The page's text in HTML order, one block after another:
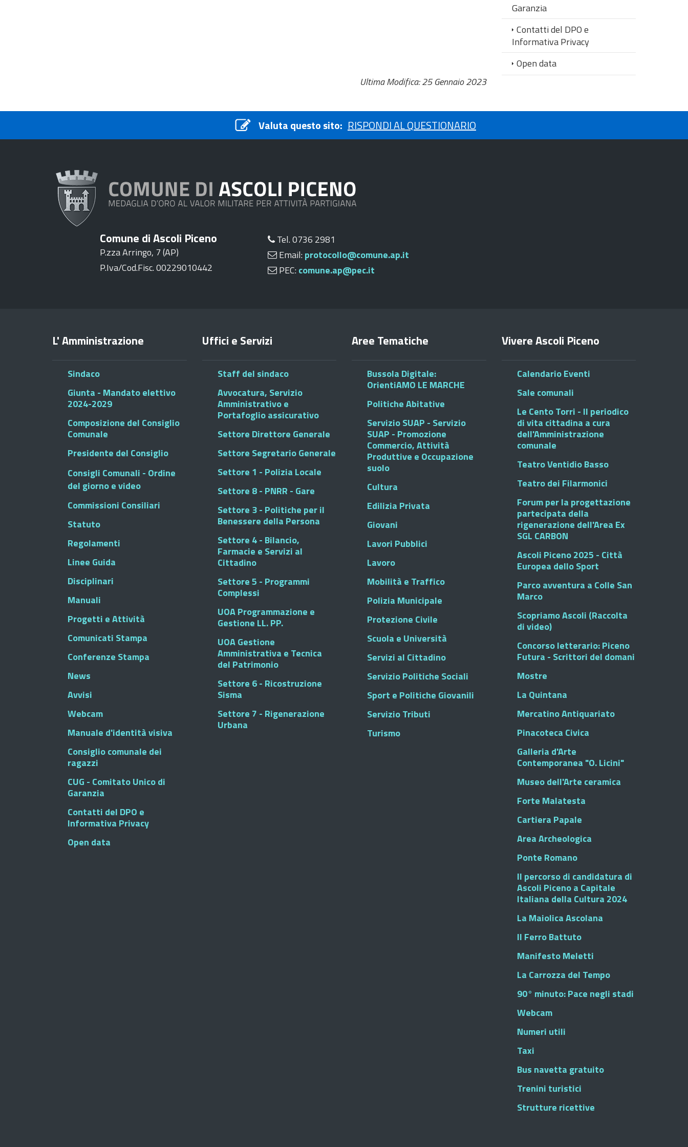
Garanzia
Contatti del DPO e
Informativa Privacy
Open data
Ultima Modifica: 25 Gennaio 2023
Valuta questo sito: RISPONDI AL QUESTIONARIO
Comune di Ascoli Piceno
P.zza Arringo, 7 (AP)
P.Iva/Cod.Fisc. 00229010442
Tel. 0736 2981
Email: protocollo@comune.ap.it
PEC: comune.ap@pec.it
L' Amministrazione
Sindaco
Giunta - Mandato elettivo
2024-2029
Composizione del Consiglio
Comunale
Presidente del Consiglio
Consigli Comunali - Ordine
del giorno e video
Commissioni Consiliari
Statuto
Regolamenti
Linee Guida
Disciplinari
Manuali
Progetti e Attività
Comunicati Stampa
Conferenze Stampa
News
Avvisi
Webcam
Manuale d'identità visiva
Consiglio comunale dei
ragazzi
CUG - Comitato Unico di
Garanzia
Contatti del DPO e
Informativa Privacy
Open data
Uffici e Servizi
Staff del sindaco
Avvocatura, Servizio
Amministrativo e
Portafoglio assicurativo
Settore Direttore Generale
Settore Segretario Generale
Settore 1 - Polizia Locale
Settore 8 - PNRR - Gare
Settore 3 - Politiche per il
Benessere della Persona
Settore 4 - Bilancio,
Farmacie e Servizi al
Cittadino
Settore 5 - Programmi
Complessi
UOA Programmazione e
Gestione LL. PP.
UOA Gestione
Amministrativa e Tecnica
del Patrimonio
Settore 6 - Ricostruzione
Sisma
Settore 7 - Rigenerazione
Urbana
Aree Tematiche
Bussola Digitale:
OrientiAMO LE MARCHE
Politiche Abitative
Servizio SUAP - Servizio
SUAP - Promozione
Commercio, Attività
Produttive e Occupazione
suolo
Cultura
Edilizia Privata
Giovani
Lavori Pubblici
Lavoro
Mobilità e Traffico
Polizia Municipale
Protezione Civile
Scuola e Università
Servizi al Cittadino
Servizio Politiche Sociali
Sport e Politiche Giovanili
Servizio Tributi
Turismo
Vivere Ascoli Piceno
Calendario Eventi
Sale comunali
Le Cento Torri - Il periodico
di vita cittadina a cura
dell'Amministrazione
comunale
Teatro Ventidio Basso
Teatro dei Filarmonici
Forum per la progettazione
partecipata della
rigenerazione dell'Area Ex
SGL CARBON
Ascoli Piceno 2025 - Città
Europea dello Sport
Parco avventura a Colle San
Marco
Scopriamo Ascoli (Raccolta
di video)
Concorso letterario: Piceno
Futura - Scrittori del domani
Mostre
La Quintana
Mercatino Antiquariato
Pinacoteca Civica
Galleria d'Arte
Contemporanea "O. Licini"
Museo dell'Arte ceramica
Forte Malatesta
Cartiera Papale
Area Archeologica
Ponte Romano
Il percorso di candidatura di
Ascoli Piceno a Capitale
Italiana della Cultura 2024
La Maiolica Ascolana
Il Ferro Battuto
Manifesto Meletti
La Carrozza del Tempo
90° minuto: Pace negli stadi
Webcam
Numeri utili
Taxi
Bus navetta gratuito
Trenini turistici
Strutture ricettive